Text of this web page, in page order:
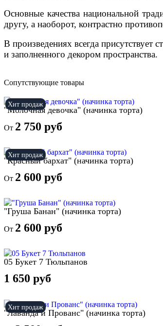
Основные качества национальной
другу, а наоборот, контрастно
В произведениях всегда присутствует
и заполненного декором пространства.
Сопутствующие товары
Хит продаж
"Молочная девочка" (начинка торта)
От 2 750 руб
Хит продаж
"Красный бархат" (начинка торта)
От 2 600 руб
"Груша Банан" (начинка торта)
От 2 600 руб
05 Букет 7 Тюльпанов
1 650 руб
Хит продаж
"Лаванда и Прованс" (начинка торта)